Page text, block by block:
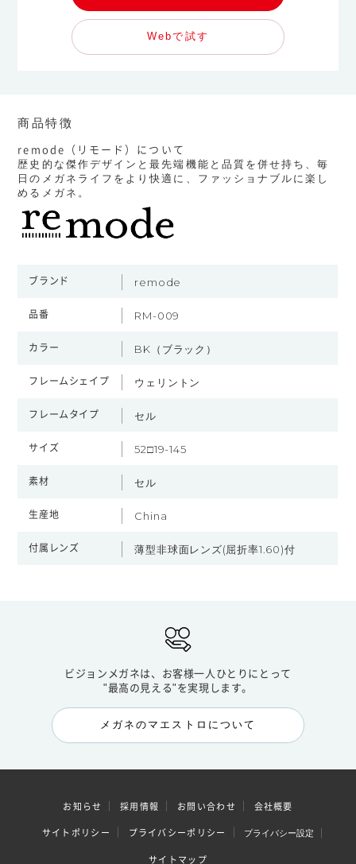
Webで試す
商品特徴
remode（リモード）について
歴史的な傑作デザインと最先端機能と品質を併せ持ち、毎
日のメガネライフをより快適に、ファッショナブルに楽し
めるメガネ。
ブランド remode
品番 RM-009
カラー BK（ブラック）
フレームシェイプ ウェリントン
フレームタイプ セル
サイズ 52□19-145
素材 セル
生産地 China
付属レンズ 薄型非球面レンズ(屈折率1.60)付
ビジョンメガネは、お客様一人ひとりにとって
"最高の見える"を実現します。
メガネのマエストロについて
お知らせ 採用情報 お問い合わせ 会社概要
サイトポリシー プライバシーポリシー プライバシー設定
サイトマップ